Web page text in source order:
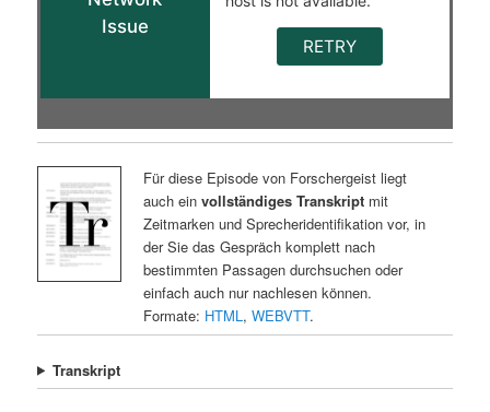
Für diese Episode von Forschergeist liegt
auch ein vollständiges Transkriptmit
Zeitmarken und Sprecheridentifikation vor, in
der Sie das Gespräch komplett nach
bestimmten Passagen durchsuchen oder
einfach auch nur nachlesen können.
Formate: HTML, WEBVTT.
Transkript